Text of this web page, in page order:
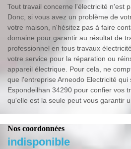
Tout travail concerne l'électricité n'est
Donc, si vous avez un problème de
votre maison, n'hésitez pas à faire
domaine pour garantir au résultat de
professionnel en tous travaux
votre service pour la réparation ou
appareil électrique. Pour cela, ne
que l'entreprise Arneodo Electricité qui
Espondeilhan 34290 pour confier vos
qu'elle est la seule peut vous garantir
Nos coordonnées
indisponible